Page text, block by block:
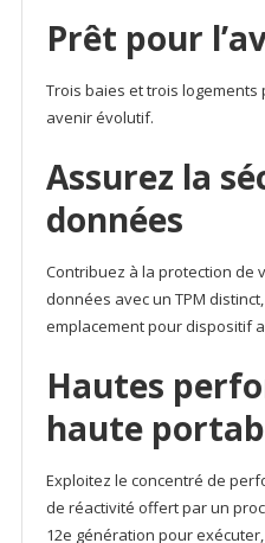
Prêt pour
Trois baies et trois
avenir évolutif.
Assurez la
données
Contribuez à la protection de
données avec un TPM
emplacement pour dispositif
Hautes
haute
Exploitez le concentré de
de réactivité offert par un
12e génération pour